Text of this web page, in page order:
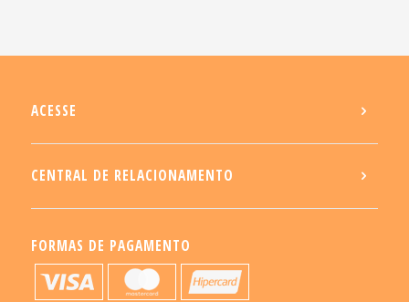
ACESSE
CENTRAL DE RELACIONAMENTO
FORMAS DE PAGAMENTO